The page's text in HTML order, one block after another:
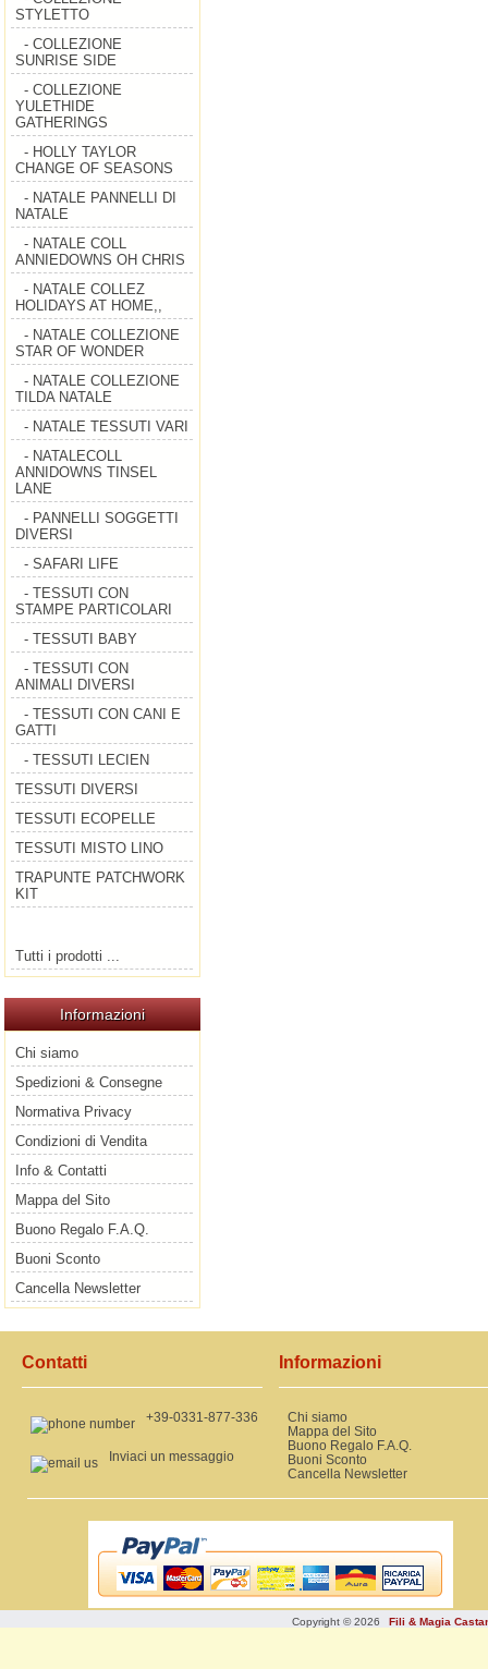
STYLETTO
- COLLEZIONE
SUNRISE SIDE
- COLLEZIONE
YULETHIDE
GATHERINGS
- HOLLY TAYLOR
CHANGE OF SEASONS
- NATALE PANNELLI DI
NATALE
- NATALE COLL
ANNIEDOWNS OH CHRIS
- NATALE COLLEZ
HOLIDAYS AT HOME,,
- NATALE COLLEZIONE
STAR OF WONDER
- NATALE COLLEZIONE
TILDA NATALE
- NATALE TESSUTI VARI
- NATALECOLL
ANNIDOWNS TINSEL
LANE
- PANNELLI SOGGETTI
DIVERSI
- SAFARI LIFE
- TESSUTI CON
STAMPE PARTICOLARI
- TESSUTI BABY
- TESSUTI CON
ANIMALI DIVERSI
- TESSUTI CON CANI E
GATTI
- TESSUTI LECIEN
TESSUTI DIVERSI
TESSUTI ECOPELLE
TESSUTI MISTO LINO
TRAPUNTE PATCHWORK
KIT
Tutti i prodotti ...
Informazioni
Chi siamo
Spedizioni & Consegne
Normativa Privacy
Condizioni di Vendita
Info & Contatti
Mappa del Sito
Buono Regalo F.A.Q.
Buoni Sconto
Cancella Newsletter
Contatti
+39-0331-877-336
Inviaci un messaggio
Informazioni
Chi siamo
Mappa del Sito
Buono Regalo F.A.Q.
Buoni Sconto
Cancella Newsletter
Copyright © 2026 Fili & Magia